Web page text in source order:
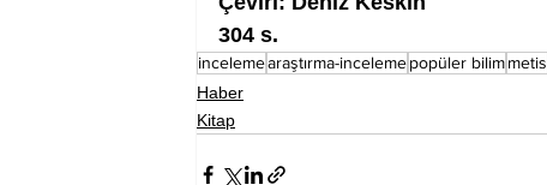
304 s.
incelemearaştırma-incelemepopüler bilimmetis
Haber
Kitap